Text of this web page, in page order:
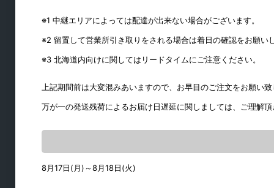
地震対策用金物
※1 中継エリアによっては配達が出来ない場合がございます。
※2 留置して営業所引き取りをされる場合は着日の確認をお願い
※3 北海道内向けに関してはリードタイムにご注意ください。
上記期間前は大変混みあいますので、お早目のご注文をお願い
万が一の発送残荷によるお届け日遅延に関しましては、ご理解
8月17日(月)～8月18日(火)